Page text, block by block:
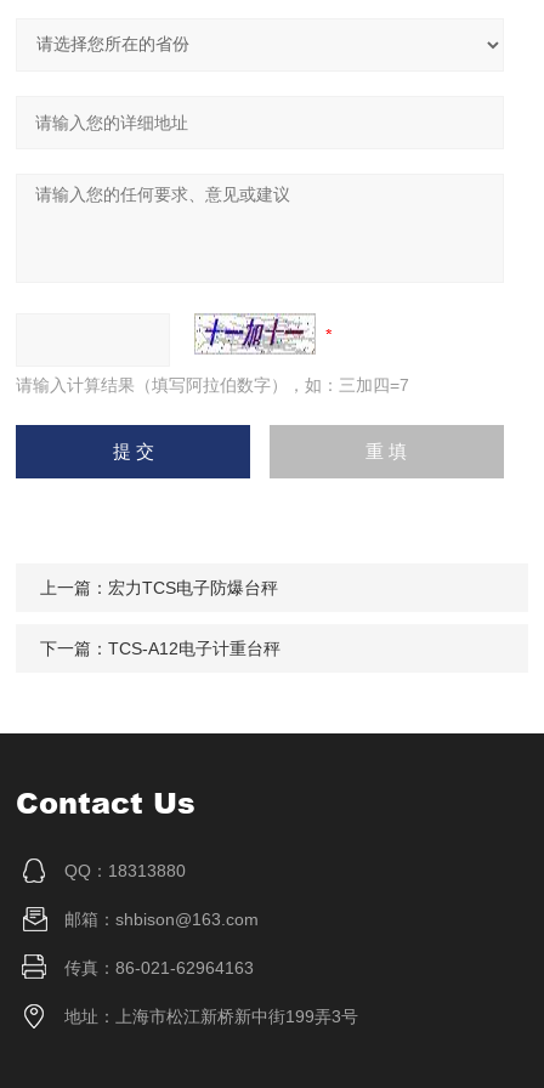
请输入计算结果（填写阿拉伯数字），如：三加四=7
上一篇： 宏力TCS电子防爆台秤
下一篇：TCS-A12电子计重台秤
Contact Us
QQ：18313880
邮箱：shbison@163.com
传真：86-021-62964163
地址：上海市松江新桥新中街199弄3号